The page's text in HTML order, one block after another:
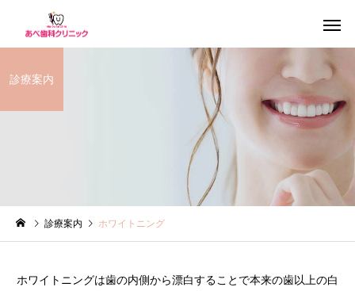
一般歯
歯周病治療 ホワイトニ
診療案内
診療案内 ホワイトニング
ホワイトニングは歯の内側から漂白することで本来の歯以上の白